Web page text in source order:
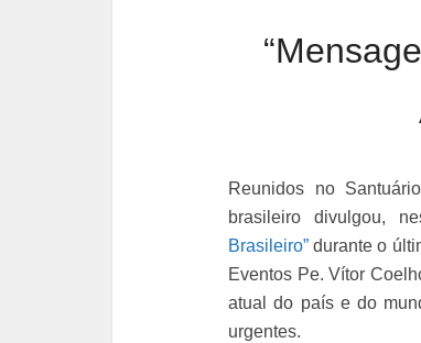
Reunidos no
brasileiro divulgou,
Brasileiro” durante o
Eventos Pe. Vítor
atual do país e do
urgentes.